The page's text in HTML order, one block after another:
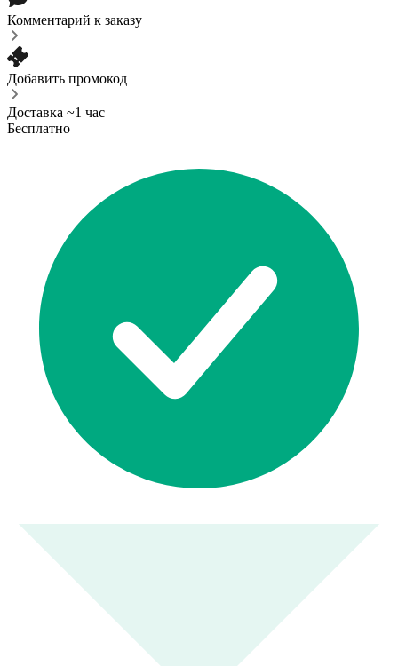
Комментарий к заказу
Добавить промокод
Доставка ~1 час
Бесплатно